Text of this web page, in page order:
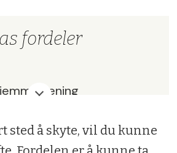
fordeler
sted å skyte, vil du kunne